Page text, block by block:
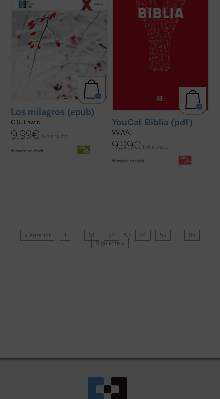
milagros cristianos, estableciendo los ...
(ver ficha)
Los milagros (epub)
C.S. Lewis
9,99€ IVA incluido
disponible en ebook:
de la salvación.
YouCat Biblia ...(ver ficha)
YouCat Biblia (pdf)
VV.AA.
9,99€ IVA incluido
disponible en ebook:
« Anterior 1 … 51 52 53 54 55 …
85
Siguiente »